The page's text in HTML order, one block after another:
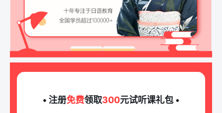
• 注册免费领取300元试听课礼包 •